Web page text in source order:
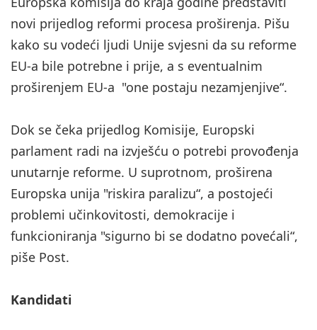
novi prijedlog reformi procesa proširenja. Pišu
kako su vodeći ljudi Unije svjesni da su reforme
EU-a bile potrebne i prije, a s eventualnim
proširenjem EU-a "one postaju nezamjenjive“.
Dok se čeka prijedlog Komisije, Europski
parlament radi na izvješću o potrebi provođenja
unutarnje reforme. U suprotnom, proširena
Europska unija "riskira paralizu“, a postojeći
problemi učinkovitosti, demokracije i
funkcioniranja "sigurno bi se dodatno povećali“,
piše Post.
Kandidati